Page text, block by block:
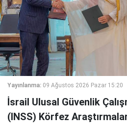
Yayınlanma: 09 Ağustos 2026 Pazar 15:20
İsrail Ulusal Güvenlik
(INSS) Körfez